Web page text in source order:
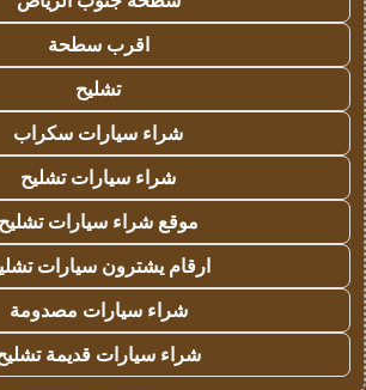
اقرب سطحة
تشليح
شراء سيارات سكراب
شراء سيارات تشليح
موقع شراء سيارات تشليح
ارقام يشترون سيارات
شراء سيارات مصدومة
شراء سيارات قديمة